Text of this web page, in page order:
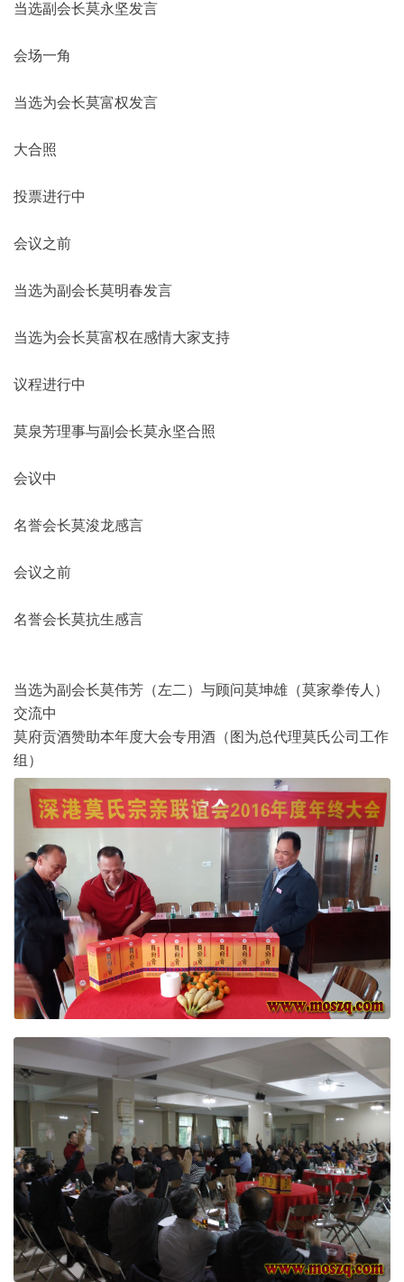
当选副会长莫永坚发言
会场一角
当选为会长莫富权发言
大合照
投票进行中
会议之前
当选为副会长莫明春发言
当选为会长莫富权在感情大家支持
议程进行中
莫泉芳理事与副会长莫永坚合照
会议中
名誉会长莫浚龙感言
会议之前
名誉会长莫抗生感言
当选为副会长莫伟芳（左二）与顾问莫坤雄（莫家拳传人）
交流中
莫府贡酒赞助本年度大会专用酒（图为总代理莫氏公司工作
组）